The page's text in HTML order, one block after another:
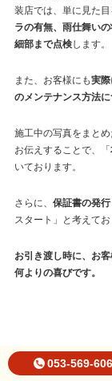
装店では、単に見た目
ラの有無、雨仕舞い
細部まで点検します。
また、お客様にも実
のメンテナンス方法
施工中の写真をまと
お伝えすることで、「
いております。
さらに、 保証書の発
スタート」と考えてお
お引き渡し時に、お
何よりの喜びです。
Q＆A：よく
053-569-